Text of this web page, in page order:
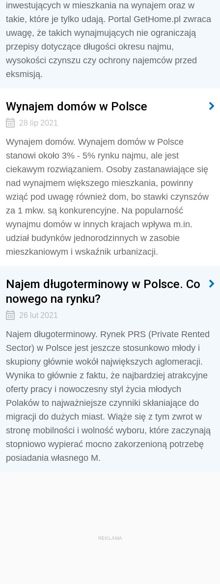
inwestujących w mieszkania na wynajem oraz w
takie, które je tylko udają. Portal GetHome.pl zwraca
uwagę, że takich wynajmujących nie ograniczają
przepisy dotyczące długości okresu najmu,
wysokości czynszu czy ochrony najemców przed
eksmisją.
Wynajem domów w Polsce
28 lip 2021
Wynajem domów. Wynajem domów w Polsce
stanowi około 3% - 5% rynku najmu, ale jest
ciekawym rozwiązaniem. Osoby zastanawiające się
nad wynajmem większego mieszkania, powinny
wziąć pod uwagę również dom, bo stawki czynszów
za 1 mkw. są konkurencyjne. Na popularność
wynajmu domów w innych krajach wpływa m.in.
udział budynków jednorodzinnych w zasobie
mieszkaniowym i wskaźnik urbanizacji.
Najem długoterminowy w Polsce. Co
nowego na rynku?
26 lut 2021
Najem długoterminowy. Rynek PRS (Private Rented
Sector) w Polsce jest jeszcze stosunkowo młody i
skupiony głównie wokół największych aglomeracji.
Wynika to głównie z faktu, że najbardziej atrakcyjne
oferty pracy i nowoczesny styl życia młodych
Polaków to najważniejsze czynniki skłaniające do
migracji do dużych miast. Wiąże się z tym zwrot w
stronę mobilności i wolność wyboru, które zaczynają
stopniowo wypierać mocno zakorzenioną potrzebę
posiadania własnego M.
REKLAMA